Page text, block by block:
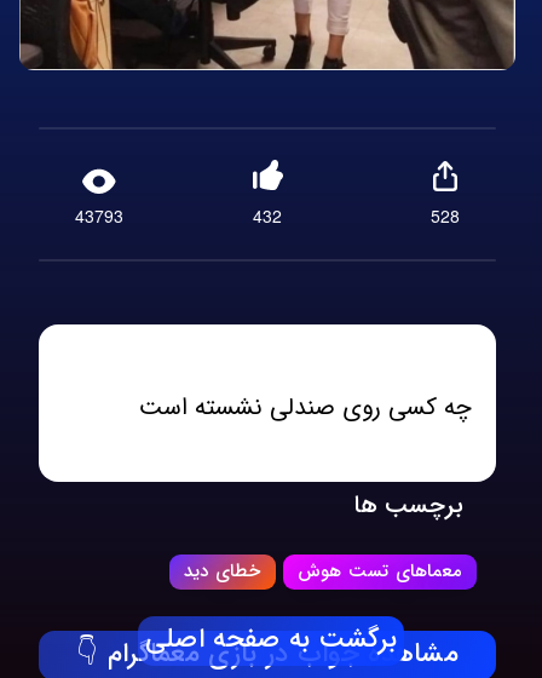
43793 432 528
چه کسی روی صندلی نشسته است
برچسب ها
معماهای تست هوش خطای دید
مشاهده جواب در بازی معماگرام 👇
برگشت به صفحه اصلی